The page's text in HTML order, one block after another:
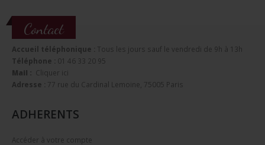
Contact
Accueil téléphonique :
Tous les jours sauf le vendredi de 9h à 13h
Téléphone :
01 46 33 20 95
Mail : Cliquer ici
Adresse :
77 rue du Cardinal Lemoine, 75005 Paris
ADHERENTS
Accéder à votre compte